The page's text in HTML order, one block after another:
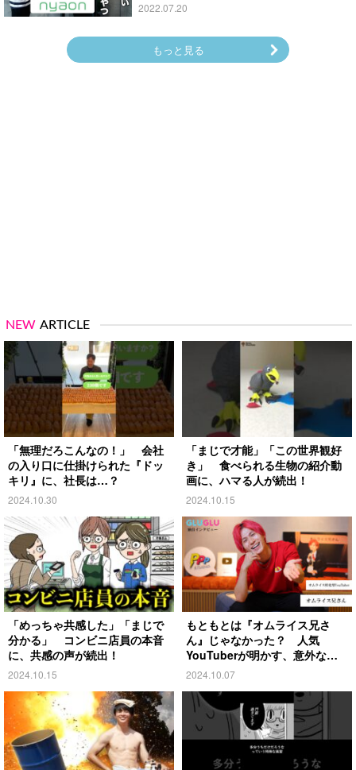
2022.07.20
もっと見る
NEW ARTICLE
「無理だろこんなの！」 会社
の入り口に仕掛けられた『ドッ
キリ』に、社長は…？
2024.10.30
「まじで才能」「この世界観好
き」 食べられる生物の紹介動
画に、ハマる人が続出！
2024.10.15
「めっちゃ共感した」「まじで
分かる」 コンビニ店員の本音
に、共感の声が続出！
2024.10.15
もともとは『オムライス兄さ
ん』じゃなかった？ 人気
YouTuberが明かす、意外な過
去とは
2024.10.07